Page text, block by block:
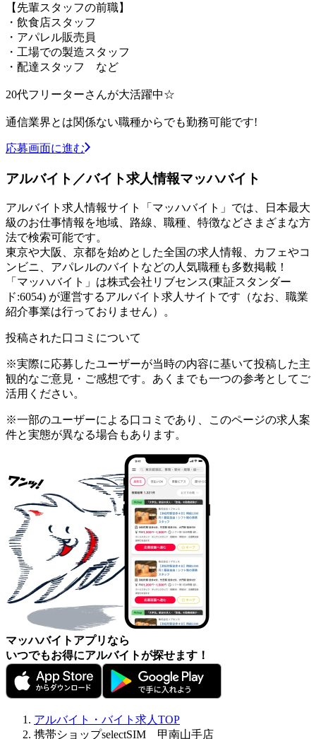
【先輩スタッフの前職】
・飲食店スタッフ
・アパレル販売員
・工場での製造スタッフ
・配達スタッフ など
20代フリーターさんが大活躍中☆
通信業界とは関係ない職種からでも勤務可能です!
応募画面に進む
アルバイト／バイト求人情報マッハバイト
アルバイト求人情報サイト「マッハバイト」では、日本最大
級のお仕事情報を地域、路線、職種、特徴などさまざまな方
法で検索可能です。
東京や大阪、京都を始めとした全国の求人情報、カフェやコ
ンビニ、アパレルのバイトなどの人気職種も多数掲載！
「マッハバイト」は株式会社リブセンス(東証スタンダー
ド:6054) が運営するアルバイト求人サイトです（なお、職業
紹介事業は行っておりません）。
投稿された口コミについて
※実際に応募したユーザーが当時の内容に基いて投稿した主
観的なご意見・ご感想です。あくまでも一つの参考としてご
活用ください。
※一部のユーザーによる口コミであり、このページの求人案
件と実態が異なる場合もあります。
マッハバイトアプリなら
いつでもお得にアルバイトが探せます！
アルバイト・バイト求人TOP
携帯ショップselectSIM 甲南山手店